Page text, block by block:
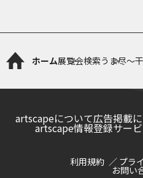
ホーム展覧会検索うま尽～
artscapeについて広告掲載
artscape情報登録サー
利用規約 プラ
お問い